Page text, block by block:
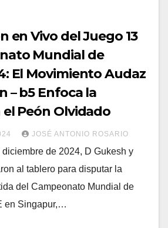
en Vivo del Juego 13
Mundial de
El Movimiento Audaz
– b5 Enfoca la
Peón Olvidado
JOSÉ ANTONIO ROSARIO
de 2024, D Gukesh y
al tablero para disputar la
del Campeonato Mundial de
en Singapur,…